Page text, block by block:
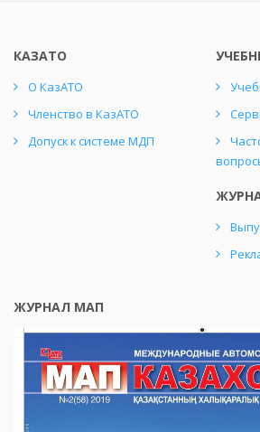
КАЗАТО
О КазАТО
Членство в КазАТО
Допуск к системе МДП
ЖУРНАЛ МАП